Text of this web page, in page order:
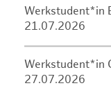
Werkstudent*in
21.07.2026
Werkstudent*in
27.07.2026